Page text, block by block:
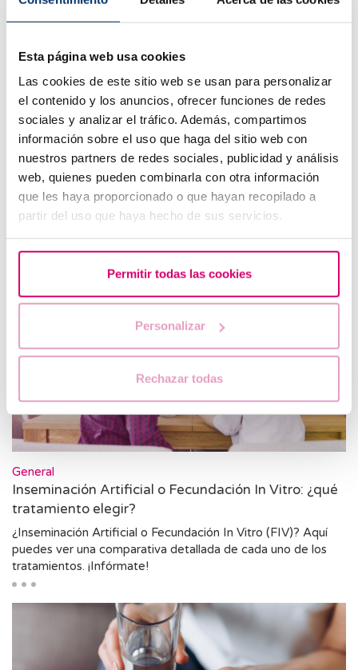
Esta página web usa cookies
Las cookies de este sitio web se usan para personalizar
el contenido y los anuncios, ofrecer funciones de redes
sociales y analizar el tráfico. Además, compartimos
información sobre el uso que haga del sitio web con
nuestros partners de redes sociales, publicidad y análisis
web, quienes pueden combinarla con otra información
que les haya proporcionado o que hayan recopilado a
partir del uso que haya hecho de sus servicios.
Permitir todas las cookies
Personalizar
Rechazar todas
General
Fimosis: ¿qué es y cómo afecta?
Te contamos qué es la fimosis, cómo afecta a los hombres
que la padecen y si pone en riesgo o no la fertilidad
masculina. ¡Sigue leyendo!
General
Inseminación Artificial o Fecundación In Vitro: ¿qué
tratamiento elegir?
¿Inseminación Artificial o Fecundación In Vitro (FIV)? Aquí
puedes ver una comparativa detallada de cada uno de los
tratamientos. ¡Infórmate!